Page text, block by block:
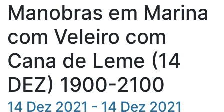
Manobras em Marina
com Veleiro com
Cana de Leme (14
DEZ) 1900-2100
14 Dez 2021 - 14 Dez 2021